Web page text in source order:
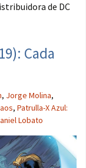
de DC
Cada
, Jorge Molina,
, Patrulla-X Azul:
Lobato